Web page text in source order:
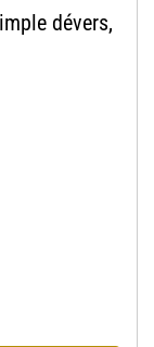
dévers,